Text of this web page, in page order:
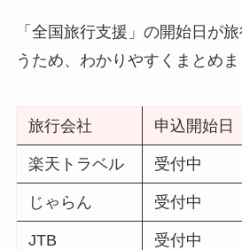
「全国旅行支援」の開始日が
うため、わかりやすくまとめま
旅行会社 申込開始日
楽天トラベル 受付中
じゃらん 受付中
JTB 受付中